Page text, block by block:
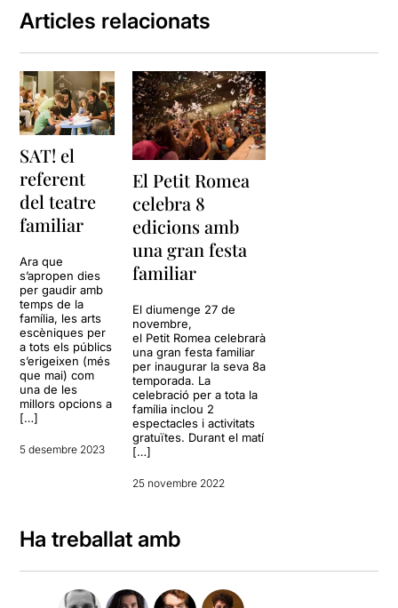
Articles relacionats
SAT! el
referent
del teatre
familiar
Ara que
s’apropen dies
per gaudir amb
temps de la
família, les arts
escèniques per
a tots els públics
s’erigeixen (més
que mai) com
una de les
millors opcions a
[…]
5 desembre 2023
El Petit Romea
celebra 8
edicions amb
una gran festa
familiar
El diumenge 27 de
novembre,
el Petit Romea celebrarà
una gran festa familiar
per inaugurar la seva 8a
temporada. La
celebració per a tota la
família inclou 2
espectacles i activitats
gratuïtes. Durant el matí
[…]
25 novembre 2022
Ha treballat amb